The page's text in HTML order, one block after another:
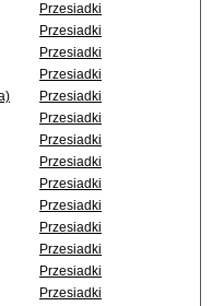
Przesiadki
Przesiadki
Przesiadki
Przesiadki
Przesiadki
Przesiadki
Przesiadki
Przesiadki
Przesiadki
Przesiadki
Przesiadki
Przesiadki
Przesiadki
Przesiadki